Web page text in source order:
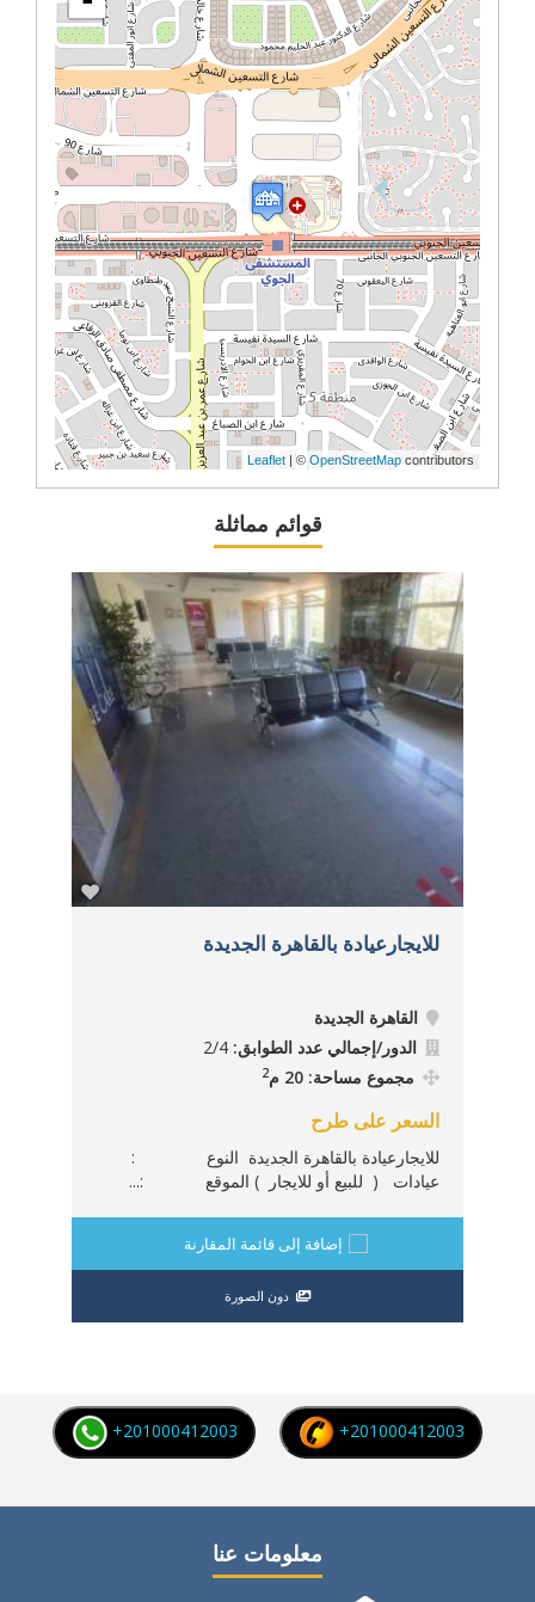
Leaflet | © OpenStreetMapcontributors
قوائم مماثلة
للايجارعيادة بالقاهرة الجديدة
القاهرة الجديدة
الدور/إجمالي عدد الطوابق: 2/4
مجموع مساحة: 20 م
2
السعر على طرح
للايجارعيادة بالقاهرة الجديدة النوع :
عيادات ( للبيع أو للايجار ) الموقع :...
إضافة إلى قائمة المقارنة
دون الصورة
+201000412003
+201000412003
معلومات عنا